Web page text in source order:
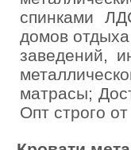
спинками
домов
заведений,
матрасы;
Опт строго